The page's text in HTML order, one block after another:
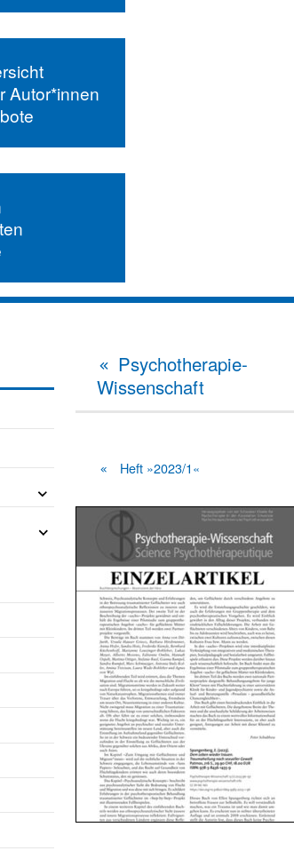
Autor*innen
Psychotherapie-
Wissenschaft
Heft »2023/1«